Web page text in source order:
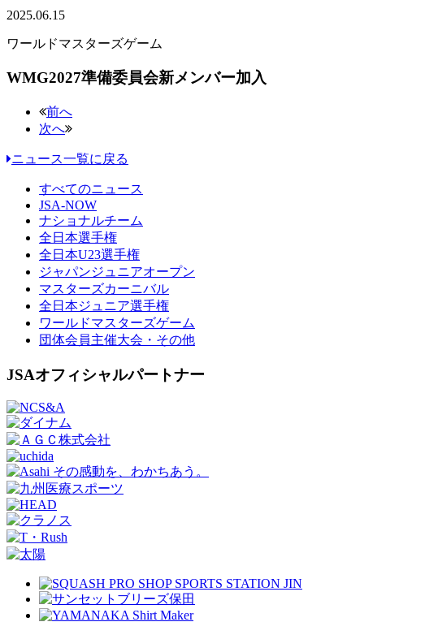
2025.06.15
ワールドマスターズゲーム
WMG2027準備委員会新メンバー加入
前へ
次へ
ニュース一覧に戻る
すべてのニュース
JSA-NOW
ナショナルチーム
全日本選手権
全日本U23選手権
ジャパンジュニアオープン
マスターズカーニバル
全日本ジュニア選手権
ワールドマスターズゲーム
団体会員主催大会・その他
JSAオフィシャルパートナー